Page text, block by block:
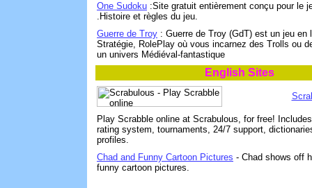
One Sudoku :Site gratuit entièrement conçu pour le
.Histoire et règles du jeu.
Guerre de Troy : Guerre de Troy (GdT) est un jeu en
Stratégie, RolePlay où vous incarnez des Trolls ou
un univers Médiéval-fantastique
English Sites
Play Scrabble online at Scrabulous, for free!
rating system, tournaments, 24/7 support,
profiles.
Chad and Funny Cartoon Pictures - Chad shows off
funny cartoon pictures.